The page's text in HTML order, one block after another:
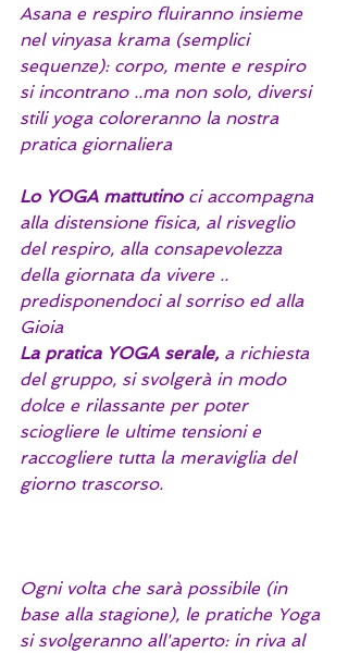
Asana e respiro fluiranno insieme
nel vinyasa krama (semplici
sequenze): corpo, mente e respiro
si incontrano ..ma non solo, diversi
stili yoga coloreranno la nostra
pratica giornaliera
Lo YOGA mattutino ci accompagna
alla distensione fisica, al risveglio
del respiro, alla consapevolezza
della giornata da vivere ..
predisponendoci al sorriso ed alla
Gioia
La pratica YOGA serale, a richiesta
del gruppo, si svolgerà in modo
dolce e rilassante per poter
sciogliere le ultime tensioni e
raccogliere tutta la meraviglia del
giorno trascorso.
Ogni volta che sarà possibile (in
base alla stagione), le pratiche Yoga
si svolgeranno all'aperto: in riva al